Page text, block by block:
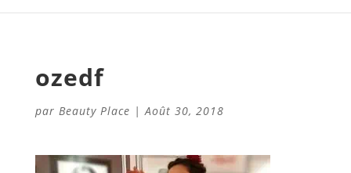
ozedf
par Beauty Place |Août 30, 2018